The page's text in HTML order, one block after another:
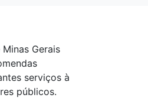
Gerais
serviços à
públicos.